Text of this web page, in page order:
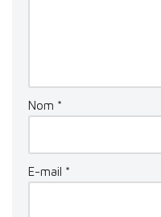
Nom *
E-mail *